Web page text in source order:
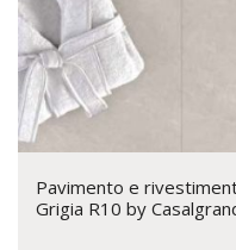
Pavimento e
Grigia R10 by